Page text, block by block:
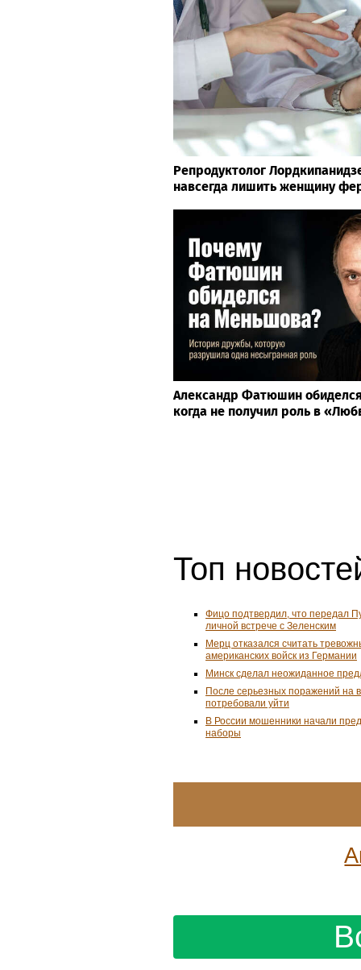
Репродуктолог
навсегда лишить женщину
Александр Фатюшин
когда не получил роль в
Топ
Фицо подтвердил, что передал
личной встрече с Зеленским
Мерц отказался считать
американских войск из Германии
Минск сделал неожиданное
После серьезных поражений на
потребовали уйти
В России мошенники начали
наборы